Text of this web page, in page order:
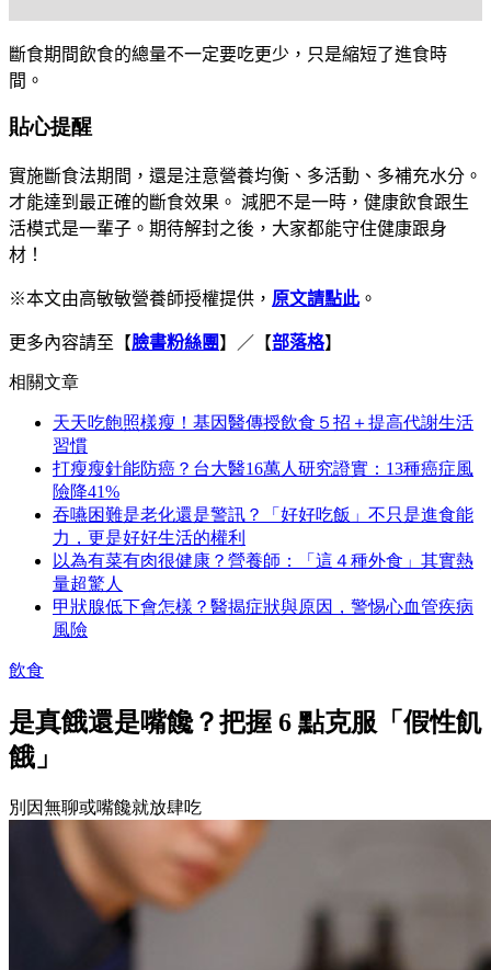
斷食期間飲食的總量不一定要吃更少， 只是縮短了進食時
間。
貼心提醒
實施斷食法期間， 還是注意營養均衡、多活動、多補充水分。
才能達到最正確的斷食效果。 減肥不是一時， 健康飲食跟生
活模式是一輩子。 期待解封之後， 大家都能守住健康跟身
材 ！
※本文由高敏敏營養師授權提供， 原文請點此。
更多內容請至【臉書粉絲團】／【部落格】
相關文章
天天吃飽照樣瘦！基因醫傳授飲食５招＋提高代謝生活
習慣
打瘦瘦針能防癌？台大醫16萬人研究證實：13種癌症風
險降41%
吞嚥困難是老化還是警訊？「好好吃飯」不只是進食能
力，更是好好生活的權利
以為有菜有肉很健康？營養師：「這４種外食」其實熱
量超驚人
甲狀腺低下會怎樣？醫揭症狀與原因，警惕心血管疾病
風險
飲食
是真餓還是嘴饞？把握 6 點克服「假性飢
餓」
別因無聊或嘴饞就放肆吃